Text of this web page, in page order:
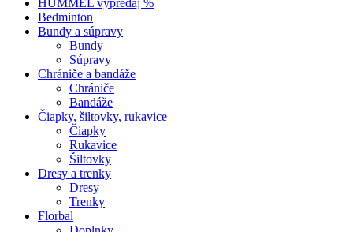
Bedminton
Bundy a súpravy
Bundy
Súpravy
Chrániče a bandáže
Chrániče
Bandáže
Čiapky, šiltovky, rukavice
Čiapky
Rukavice
Šiltovky
Dresy a trenky
Dresy
Trenky
Florbal